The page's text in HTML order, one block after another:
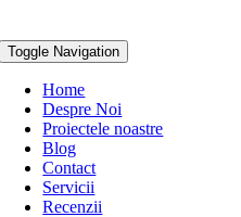
Toggle Navigation
Home
Despre Noi
Proiectele noastre
Blog
Contact
Servicii
Recenzii